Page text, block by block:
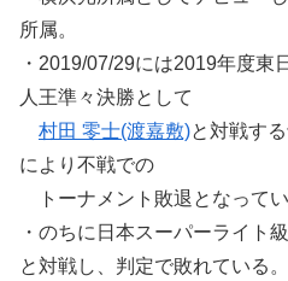
所属。
・2019/07/29には2019年度東
人王準々決勝として
村田 零士(渡嘉敷)と対戦す
により不戦での
トーナメント敗退となってい
・のちに日本スーパーライト
と対戦し、判定で敗れている。